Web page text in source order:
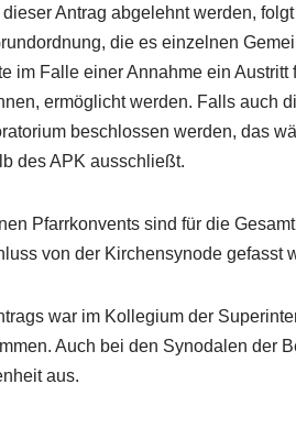
Antrag abgelehnt werden,
die es einzelnen
im Falle einer Annahme ein
ermöglicht werden. Falls auch
beschlossen werden, das
des APK ausschließt.
Pfarrkonvents sind für die
von der Kirchensynode gefasst
war im Kollegium der
Auch bei den Synodalen der
aus.